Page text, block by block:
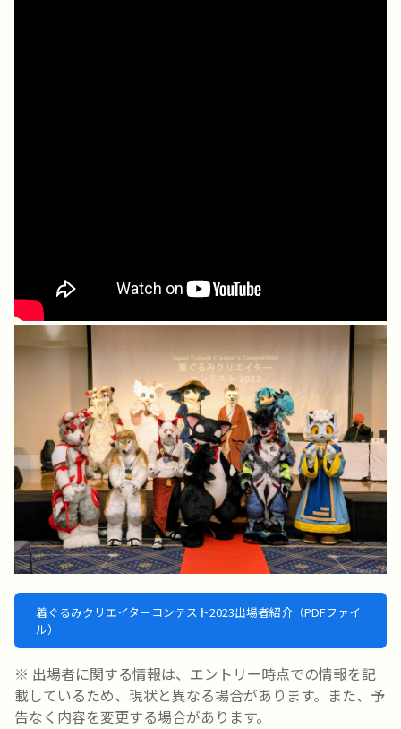
着ぐるみクリエイターコンテスト2023出場者紹介（PDFファイ
ル）
※ 出場者に関する情報は、エントリー時点での情報を記
載しているため、現状と異なる場合があります。また、予
告なく内容を変更する場合があります。